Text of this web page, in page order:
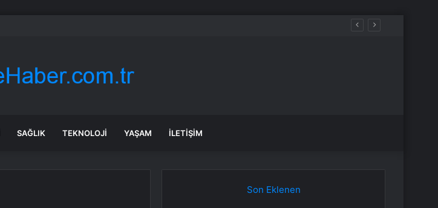
SAĞLIK TEKNOLOJI YAŞAM İLETIŞIM
Son Eklenen